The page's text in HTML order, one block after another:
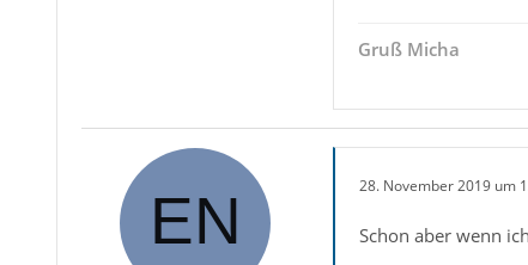
Gruß Micha
28. November 2019 um
Schon aber wenn